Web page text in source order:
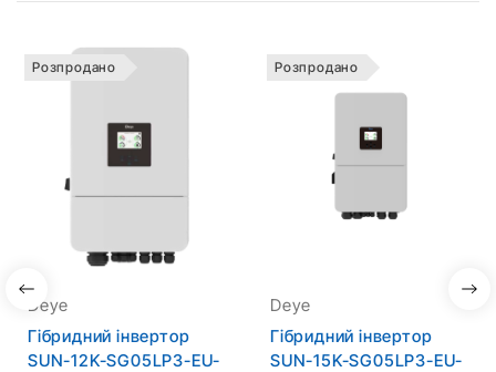
Розпродано
Deye
Гібридний інвертор
SUN-12K-SG05LP3-EU-
Розпродано
Deye
Гібридний інвертор
SUN-15K-SG05LP3-EU-